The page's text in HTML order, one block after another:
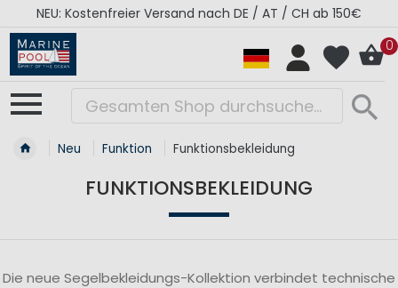
NEU: Kostenfreier Versand nach DE / AT / CH ab 150€
0
Neu Funktion Funktionsbekleidung
FUNKTIONSBEKLEIDUNG
Die neue Segelbekleidungs-Kollektion verbindet technische